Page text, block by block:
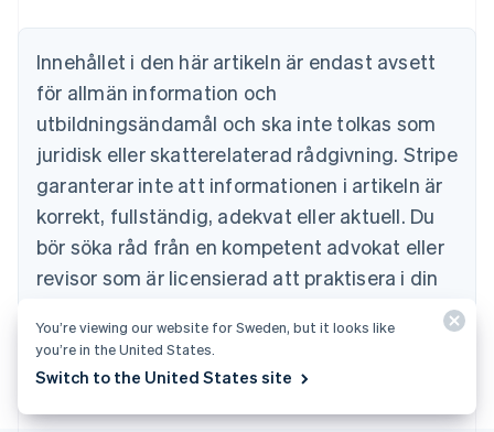
Innehållet i den här artikeln är endast avsett
för allmän information och
utbildningsändamål och ska inte tolkas som
juridisk eller skatterelaterad rådgivning. Stripe
garanterar inte att informationen i artikeln är
korrekt, fullständig, adekvat eller aktuell. Du
bör söka råd från en kompetent advokat eller
revisor som är licensierad att praktisera i din
jurisdiktion för råd om din specifika situation.
Brasilien
PortuguêsEnglish
Bulgarien
English
Cypern
Danmark
English
Estland
English
Fastlandskina
简体中文English
Frankrike
Förenade Arabemiraten
You’re viewing our website for Sweden, but it looks like
you’re in the United States.
Switch to the United States site